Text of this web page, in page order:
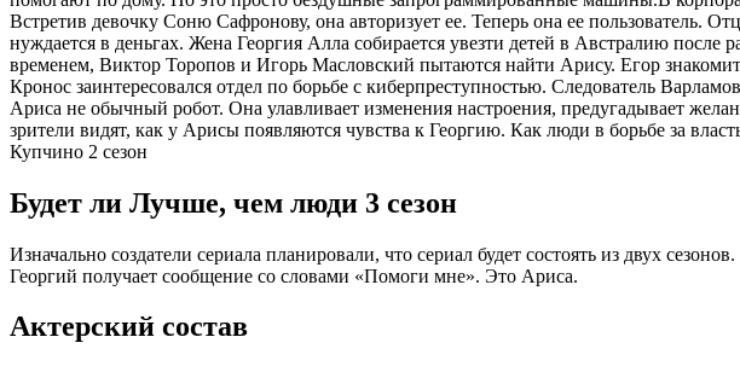
Встретив девочку Соню Сафронову, она авторизует ее. Теперь она ее пользователь.
нуждается в деньгах. Жена Георгия Алла собирается увезти детей в Австралию
временем, Виктор Торопов и Игорь Масловский пытаются найти Арису. Егор
Кронос заинтересовался отдел по борьбе с киберпреступностью. Следователь
Ариса не обычный робот. Она улавливает изменения настроения, предугадывает
зрители видят, как у Арисы появляются чувства к Георгию. Как люди в борьбе за
Купчино 2 сезон
Будет ли Лучше, чем люди 3 сезон
Изначально создатели сериала планировали, что сериал будет состоять из двух
Георгий получает сообщение со словами «Помоги мне». Это Ариса.
Актерский состав